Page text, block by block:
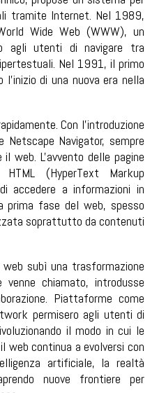
tramite Internet. Nel 1989,
Wide Web (WWW), un
agli utenti di navigare tra
Nel 1991, il primo
di una nuova era nella
Con l'introduzione
Navigator, sempre
web. L'avvento delle pagine
(HyperText Markup
accedere a informazioni in
prima fase del web, spesso
soprattutto da contenuti
subì una trasformazione
chiamato, introdusse
Piattaforme come
permisero agli utenti di
il modo in cui le
web continua a evolversi con
artificiale, la realtà
nuove frontiere per